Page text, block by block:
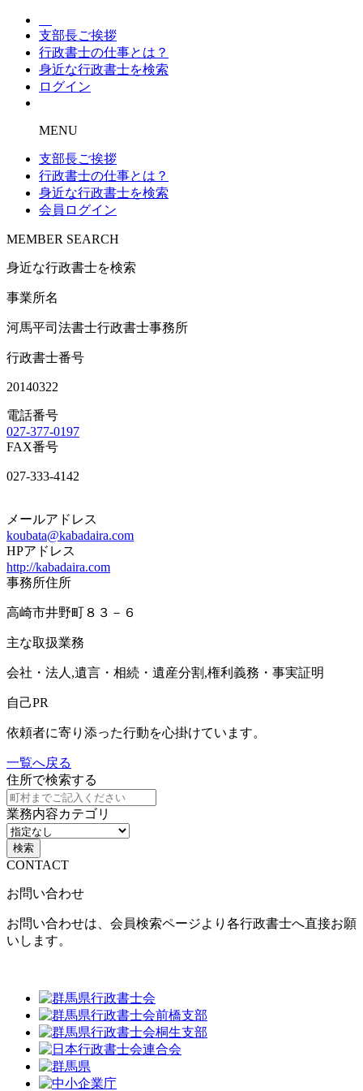
支部長ご挨拶
行政書士の仕事とは？
身近な行政書士を検索
ログイン
MENU
支部長ご挨拶
行政書士の仕事とは？
身近な行政書士を検索
会員ログイン
MEMBER SEARCH
身近な行政書士を検索
事業所名
河馬平司法書士行政書士事務所
行政書士番号
20140322
電話番号
027-377-0197
FAX番号
027-333-4142
メールアドレス
koubata@kabadaira.com
HPアドレス
http://kabadaira.com
事務所住所
高崎市井野町８３－６
主な取扱業務
会社・法人,遺言・相続・遺産分割,権利義務・事実証明
自己PR
依頼者に寄り添った行動を心掛けています。
一覧へ戻る
住所で検索する
業務内容カテゴリ
検索
CONTACT
お問い合わせ
お問い合わせは、会員検索ページより各行政書士へ直接お願
いします。